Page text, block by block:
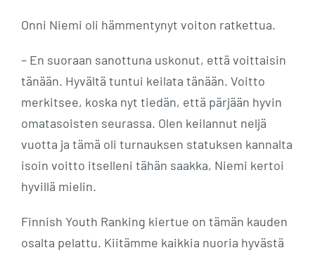
Onni Niemi oli hämmentynyt voiton ratkettua.
– En suoraan sanottuna uskonut, että voittaisin
tänään. Hyvältä tuntui keilata tänään. Voitto
merkitsee, koska nyt tiedän, että pärjään hyvin
omatasoisten seurassa. Olen keilannut neljä
vuotta ja tämä oli turnauksen statuksen kannalta
isoin voitto itselleni tähän saakka, Niemi kertoi
hyvillä mielin.
Finnish Youth Ranking kiertue on tämän kauden
osalta pelattu. Kiitämme kaikkia nuoria hyvästä